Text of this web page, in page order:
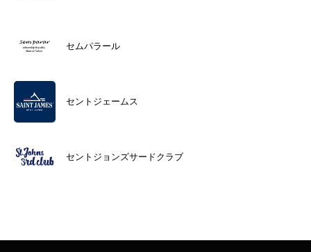
セムパラール
セントジェームス
セントジョンズサードクラブ